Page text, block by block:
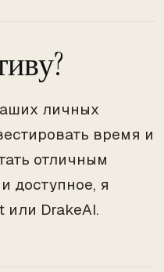
личных
время и
отличным
доступное, я
или DrakeAI.